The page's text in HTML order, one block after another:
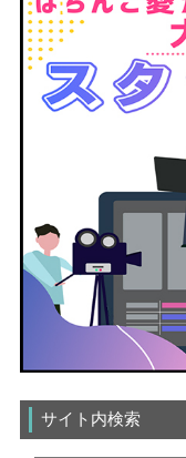
サイト内検索